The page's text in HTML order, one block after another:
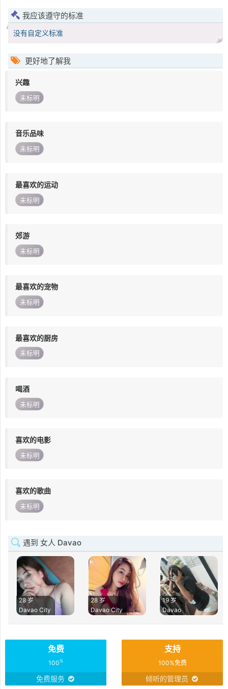
我应该遵守的标准
没有自定义标准
更好地了解我
兴趣
未标明
音乐品味
未标明
最喜欢的运动
未标明
郊游
未标明
最喜欢的宠物
未标明
最喜欢的厨房
未标明
喝酒
未标明
喜欢的电影
未标明
喜欢的歌曲
未标明
遇到 女人 Davao
28 岁
Davao City
28 岁
Davao City
19 岁
Davao
免费
100%
免费服务
支持
100%免费
倾听的管理员